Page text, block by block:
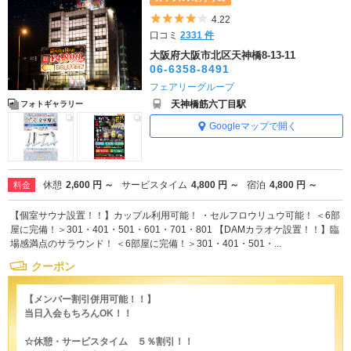
フォトギャラリー
5つ星のうち4
4.22
口コミ2331 件
大阪府大阪市北区天神橋8-13-11
06-6358-8491
フェアリーグループ
天神橋筋六丁目駅
Googleマップで開く
料金 休憩 2,600 円 ～ サービスタイム 4,800 円 ～ 宿泊 4,800 円 ～
【個室サウナ設置！！】カップル利用可能！ ・セルフロウリュウ可能！ ＜6部
屋に完備！＞301・401・501・601・701・801 【DAMカラオケ設置！！】臨
場感満点のサラウンド！ ＜6部屋に完備！＞301・401・501・...
クーポン
【メンバー割引併用可能！！】
当日入会もちろんOK！！
☆休憩・サービスタイム ５％割引！！